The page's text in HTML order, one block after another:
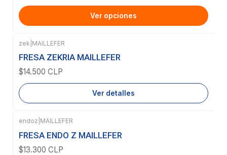
Ver opciones
Agotado
zek MAILLEFER
FRESA ZEKRIA MAILLEFER
$14.500 CLP
Ver detalles
Agotado
endoz MAILLEFER
FRESA ENDO Z MAILLEFER
$13.300 CLP